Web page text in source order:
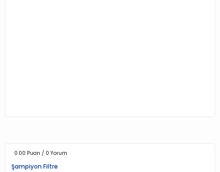
0.00 Puan / 0 Yorum
Şampiyon Filtre